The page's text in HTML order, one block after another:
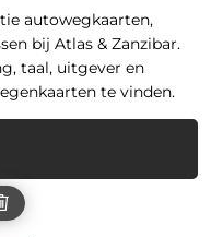
autowegkaarten,
bij Atlas & Zanzibar.
taal, uitgever en
te vinden.